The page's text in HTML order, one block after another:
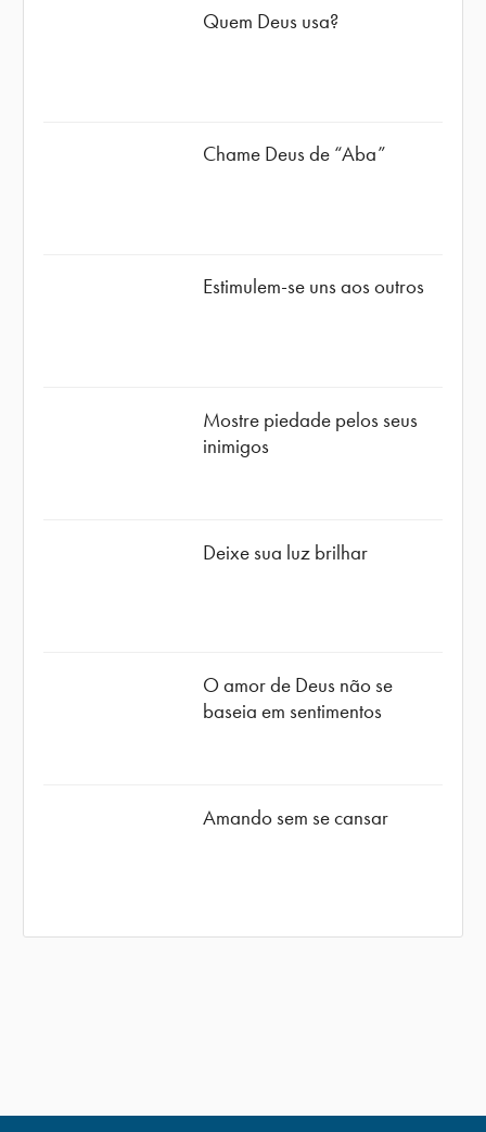
Quem Deus usa?
Chame Deus de “Aba”
Estimulem-se uns aos outros
Mostre piedade pelos seus
inimigos
Deixe sua luz brilhar
O amor de Deus não se
baseia em sentimentos
Amando sem se cansar